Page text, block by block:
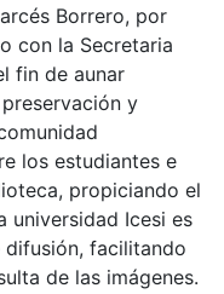
Borrero, por
con la Secretaria
fin de aunar
y
los estudiantes e
propiciando el
universidad Icesi es
facilitando
de las imágenes.